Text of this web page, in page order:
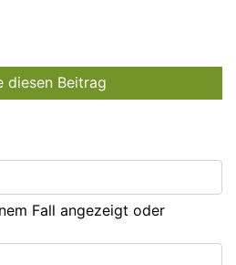
diesen Beitrag
Fall angezeigt oder